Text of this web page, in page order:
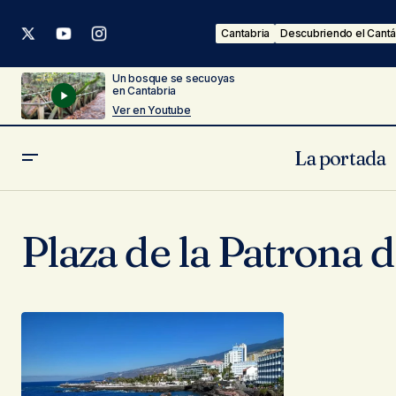
Cantabria Descubriendo el
Un bosque se secuoyas
en Cantabria
Ver en Youtube
La portada
Plaza de la Patrona